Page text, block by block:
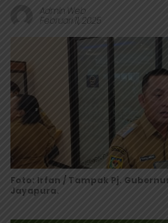
Admin Web
Februari 11, 2025
Foto: Irfan / Tampak Pj.
Jayapura.